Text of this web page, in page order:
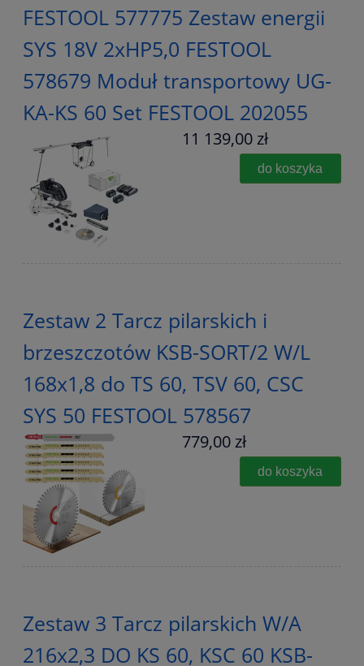
FESTOOL 577775 Zestaw energii
SYS 18V 2xHP5,0 FESTOOL
578679 Moduł transportowy UG-
KA-KS 60 Set FESTOOL 202055
11 139,00 zł
do koszyka
Zestaw 2 Tarcz pilarskich i
brzeszczotów KSB-SORT/2 W/L
168x1,8 do TS 60, TSV 60, CSC
SYS 50 FESTOOL 578567
779,00 zł
do koszyka
Zestaw 3 Tarcz pilarskich W/A
216x2,3 DO KS 60, KSC 60 KSB-